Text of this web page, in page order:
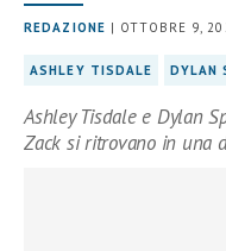
REDAZIONE | OTTOBRE 9,
ASHLEY TISDALE DYLAN
Ashley Tisdale e Dylan
Zack si ritrovano in una